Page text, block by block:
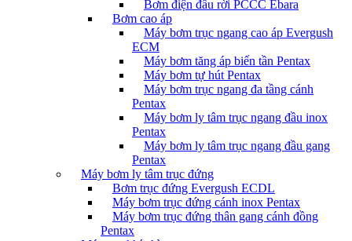
Bơm điện đầu rời PCCC Ebara
Bơm cao áp
Máy bơm trục ngang cao áp Evergush
ECM
Máy bơm tăng áp biến tần Pentax
Máy bơm tự hút Pentax
Máy bơm trục ngang đa tầng cánh
Pentax
Máy bơm ly tâm trục ngang đầu inox
Pentax
Máy bơm ly tâm trục ngang đầu gang
Pentax
Máy bơm ly tâm trục đứng
Bơm trục đứng Evergush ECDL
Máy bơm trục đứng cánh inox Pentax
Máy bơm trục đứng thân gang cánh đồng
Pentax